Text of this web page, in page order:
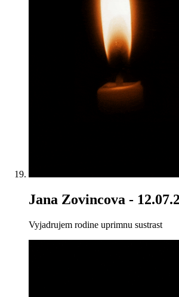
Jana Zovincova -
Vyjadrujem rodine uprimnu sustrast